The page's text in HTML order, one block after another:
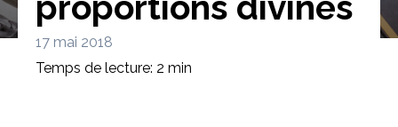
Bibliothèque
17 mai 2018
Temps de lecture: 2 min